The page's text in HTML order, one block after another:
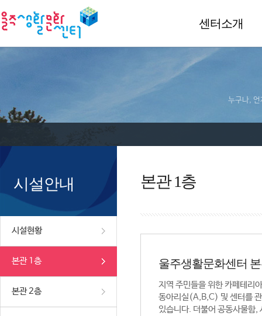
센터소개
누구나, 언
시설안내
시설현황
본관 1층
본관 2층
본관 1층
울주생활문화센터
지역 주민들을 위한 카페테리
동아리실(A,B,C) 및 센터를
있습니다. 더불어 공동사물함,